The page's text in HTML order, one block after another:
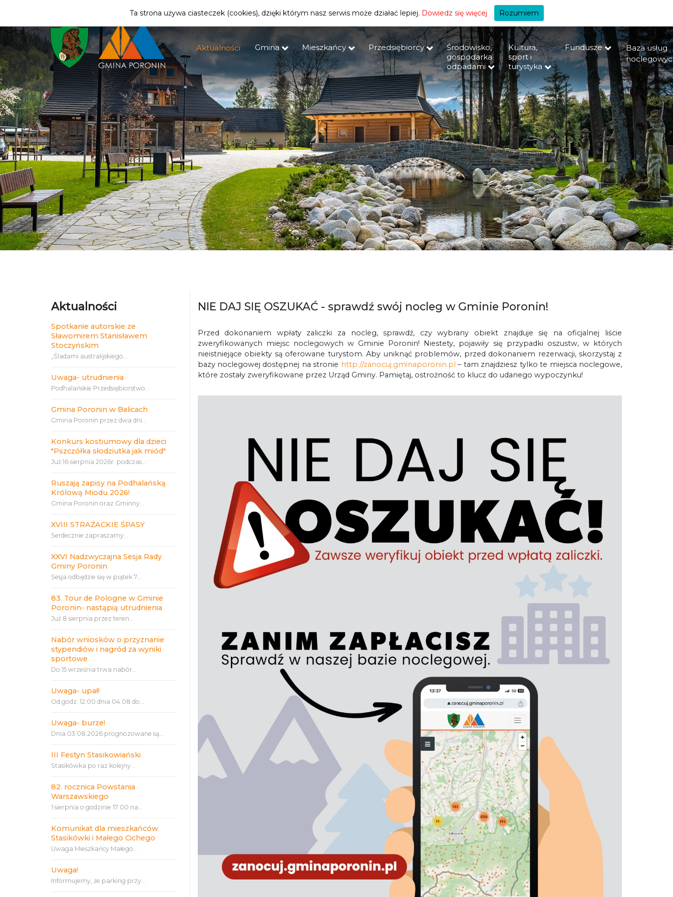
| MIESZKANIEC +A
Aktualności Gmina Mieszkańcy Przedsiębiorcy
Środowisko,
gospodarka
odpadami
Kultura,
sport i
turystyka
Fundusze
Baza usług
Aktualności
Spotkanie autorskie ze
Sławomirem Stanisławem
Stoczyńskim
„Śladami australijskiego...
Uwaga- utrudnienia
Podhalańskie Przedsiębiorstwo...
Gmina Poronin w Balicach
Gmina Poronin przez dwa dni...
Konkurs kostiumowy dla dzieci
"Pszczółka słodziutka jak miód"
Już 16 sierpnia 2026r. podczas...
Ruszają zapisy na Podhalańską
Królową Miodu 2026!
Gmina Poronin oraz Gminny...
XVIII STRAŻACKIE ŚPASY
Serdecznie zapraszamy...
XXVI Nadzwyczajna Sesja Rady
Gminy Poronin
Sesja odbędzie się w piątek 7...
83. Tour de Pologne w Gminie
Poronin- nastąpią utrudnienia
Już 8 sierpnia przez teren...
Nabór wniosków o przyznanie
stypendiów i nagród za wyniki
sportowe
Do 15 września trwa nabór...
Uwaga- upał!
Od godz. 12:00 dnia 04.08 do...
Uwaga- burze!
Dnia 03.08.2026 prognozowane są...
III Festyn Stasikowiański
Stasikówka po raz kolejny...
82. rocznica Powstania
Warszawskiego
1 sierpnia o godzinie 17:00 na...
Komunikat dla mieszkańców
Stasikówki i Małego Cichego
Uwaga Mieszkańcy Małego...
Uwaga!
Informujemy, że parking przy...
NIE DAJ SIĘ OSZUKAĆ - sprawdź swój nocleg w Gminie Poronin!
Przed dokonaniem wpłaty zaliczki za nocleg, sprawdź, czy wybrany obiekt znajduje się na oficjalnej liście
zweryfikowanych miejsc noclegowych w Gminie Poronin! Niestety, pojawiły się przypadki oszustw, w których
nieistniejące obiekty są oferowane turystom. Aby uniknąć problemów, przed dokonaniem rezerwacji, skorzystaj z
bazy noclegowej dostępnej na stronie http://zanocuj.gminaporonin.pl – tam znajdziesz tylko te miejsca noclegowe,
które zostały zweryfikowane przez Urząd Gminy. Pamiętaj, ostrożność to klucz do udanego wypoczynku!
Ta strona używa ciasteczek (cookies), dzięki którym nasz serwis może działać lepiej. Dowiedz się więcej Rozumiem